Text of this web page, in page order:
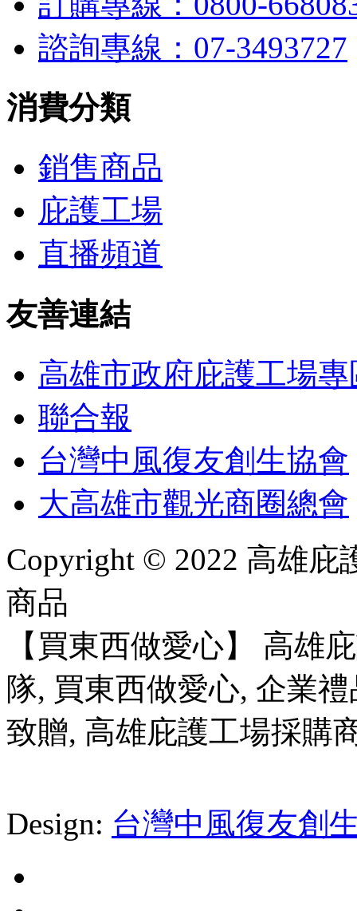
諮詢專線：07-3493727
消費分類
銷售商品
庇護工場
直播頻道
友善連結
高雄市政府庇護工場專
聯合報
台灣中風復友創生協會
大高雄市觀光商圈總會
Copyright © 2022 高雄
商品
【買東西做愛心】 高雄
隊, 買東西做愛心, 企業
致贈, 高雄庇護工場採購
Design: 台灣中風復友創